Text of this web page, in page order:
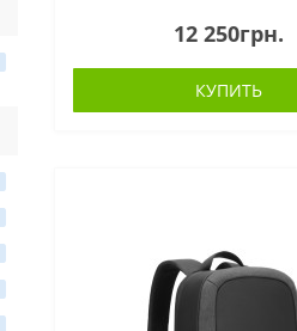
встроенным технологичным
12 250грн.
КУПИТЬ